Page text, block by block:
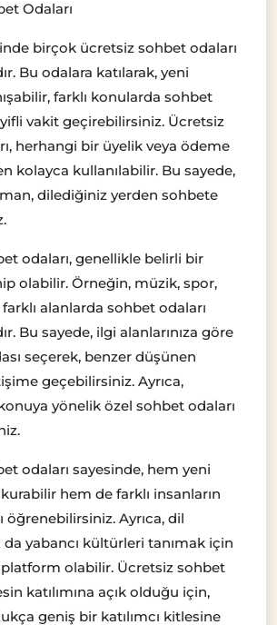
Odaları
birçok ücretsiz sohbet odaları
Bu odalara katılarak, yeni
farklı konularda sohbet
vakit geçirebilirsiniz. Ücretsiz
herhangi bir üyelik veya ödeme
kolayca kullanılabilir. Bu sayede,
dilediğiniz yerden sohbete
odaları, genellikle belirli bir
olabilir. Örneğin, müzik, spor,
alanlarda sohbet odaları
Bu sayede, ilgi alanlarınıza göre
seçerek, benzer düşünen
geçebilirsiniz. Ayrıca,
yönelik özel sohbet odaları
odaları sayesinde, hem yeni
hem de farklı insanların
öğrenebilirsiniz. Ayrıca, dil
yabancı kültürleri tanımak için
platform olabilir. Ücretsiz sohbet
katılımına açık olduğu için,
geniş bir katılımcı kitlesine